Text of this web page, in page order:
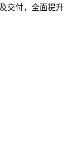
交付，全面提升